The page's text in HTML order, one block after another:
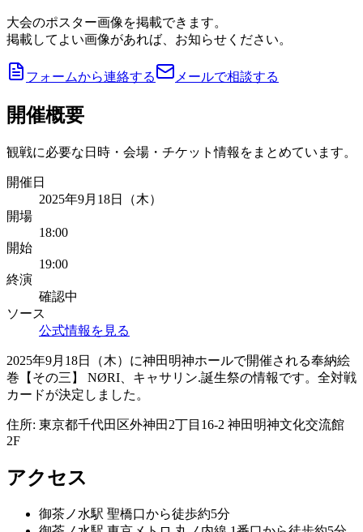
大会のポスター画像を掲載できます。
掲載してよい画像があれば、お知らせください。
フォームから連絡する メールで相談する
開催概要
観戦に必要な日時・会場・チケット情報をまとめています。
開催日
2025年9月18日（木）
開場
18:00
開始
19:00
終演
確認中
ソース
公式情報を見る
2025年9月18日（木）に神田明神ホールで開催される奉納絵
巻【その三】 NØRI、キャサリン.誕生祭の情報です。全対戦
カードが決定しました。
住所: 東京都千代田区外神田2丁目16-2 神田明神文化交流館
2F
アクセス
御茶ノ水駅 聖橋口から徒歩約5分